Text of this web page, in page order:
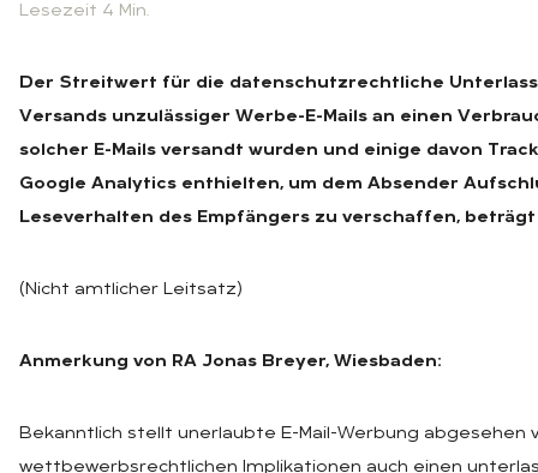
Lesezeit 4 Min.
Der Streitwert für die datenschutzrechtliche
Versands unzulässiger Werbe-E-Mails an einen
solcher E-Mails versandt wurden und einige davon
Google Analytics enthielten, um dem Absender
Leseverhalten des Empfängers zu verschaffen, beträgt
(Nicht amtlicher Leitsatz)
Anmerkung von RA Jonas Breyer, Wiesbaden:
Bekanntlich stellt unerlaubte E-Mail-Werbung abgesehen
wettbewerbsrechtlichen Implikationen auch einen